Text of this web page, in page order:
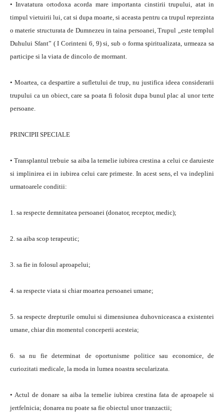
• Invatatura ortodoxa acorda mare importanta cinstirii trupului, atat in
timpul vietuirii lui, cat si dupa moarte, si aceasta pentru ca trupul reprezinta
o materie structurata de Dumnezeu in taina persoanei, Trupul „este templul
Duhului Sfant” ( I Corinteni 6, 9) si, sub o forma spiritualizata, urmeaza sa
participe si la viata de dincolo de mormant.
• Moartea, ca despartire a sufletului de trup, nu justifica ideea considerarii
trupului ca un obiect, care sa poata fi folosit dupa bunul plac al unor terte
persoane.
PRINCIPII SPECIALE
• Transplantul trebuie sa aiba la temelie iubirea crestina a celui ce daruieste
si implinirea ei in iubirea celui care primeste. In acest sens, el va indeplini
urmatoarele conditii:
1. sa respecte demnitatea persoanei (donator, receptor, medic);
2. sa aiba scop terapeutic;
3. sa fie in folosul aproapelui;
4. sa respecte viata si chiar moartea persoanei umane;
5. sa respecte drepturile omului si dimensiunea duhovniceasca a existentei
umane, chiar din momentul conceperii acesteia;
6. sa nu fie determinat de oportunisme politice sau economice, de
curiozitati medicale, la moda in lumea noastra secularizata.
• Actul de donare sa aiba la temelie iubirea crestina fata de aproapele si
jertfelnicia; donarea nu poate sa fie obiectul unor tranzactii;